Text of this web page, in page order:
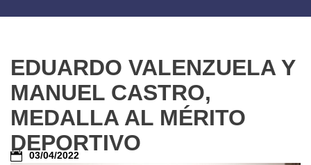
EDUARDO VALENZUELA Y
MANUEL CASTRO,
MEDALLA AL MÉRITO
DEPORTIVO
03/04/2022